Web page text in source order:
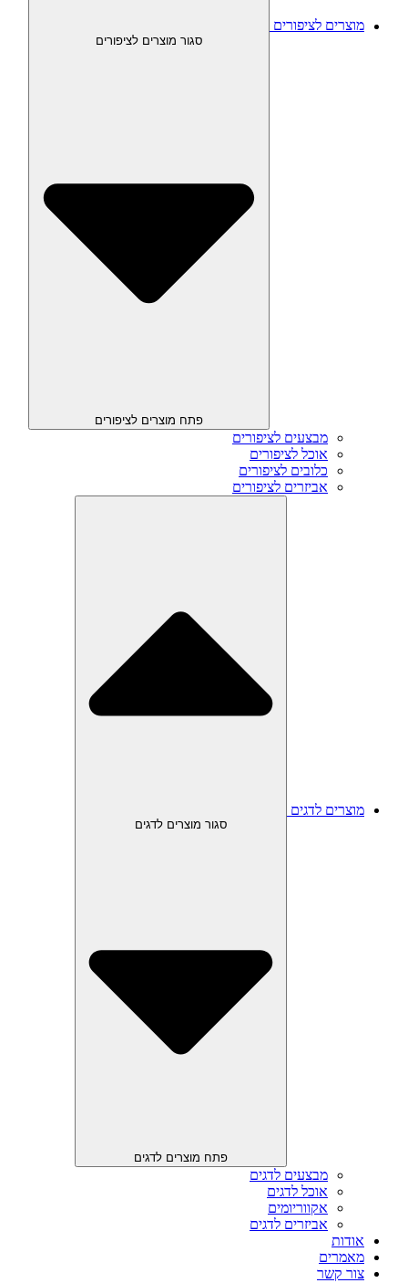
מוצרים לציפורים
סגור מוצרים לציפורים
פתח מוצרים לציפורים
מבצעים לציפורים
אוכל לציפורים
כלובים לציפורים
אביזרים לציפורים
מוצרים לדגים
סגור מוצרים לדגים
פתח מוצרים לדגים
מבצעים לדגים
אוכל לדגים
אקווריומים
אביזרים לדגים
אודות
מאמרים
צור קשר